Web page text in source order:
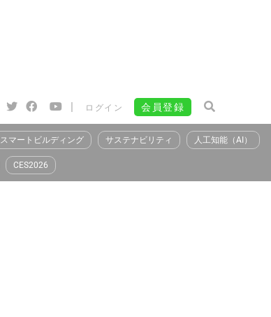
| ログイン 会員登録
スマートビルディング サステナビリティ 人工知能（AI）
CES2026